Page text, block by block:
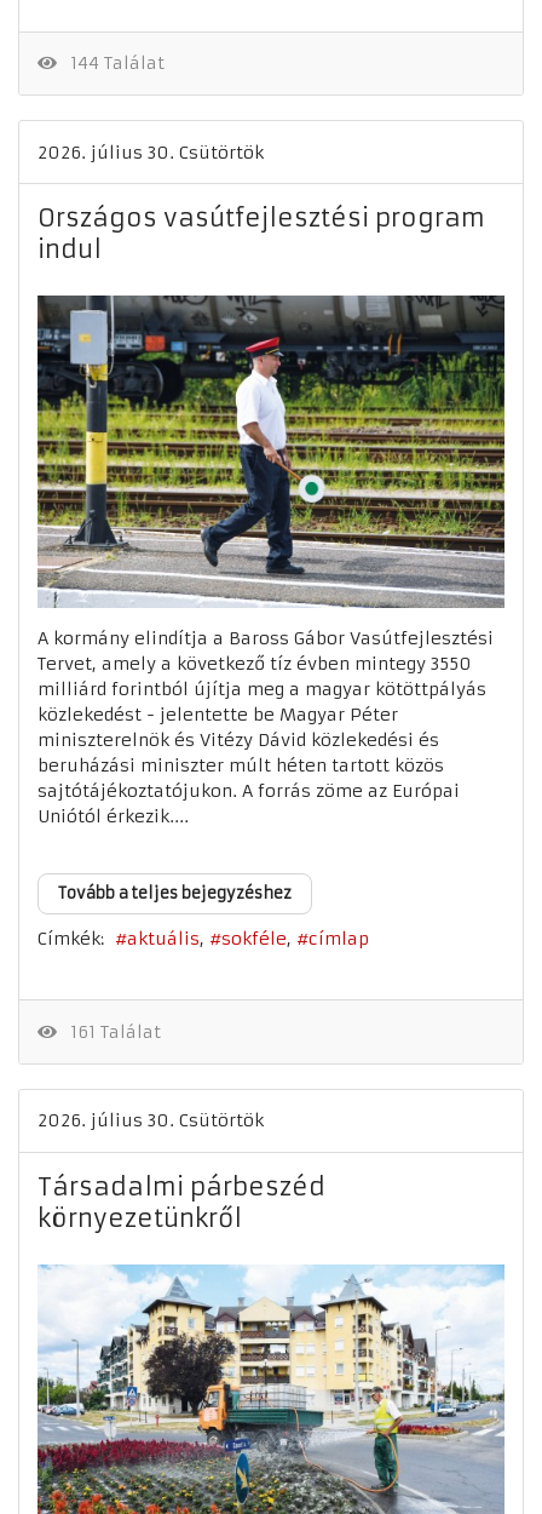
144 Találat
2026. július 30. Csütörtök
Országos vasútfejlesztési program
indul
A kormány elindítja a Baross Gábor Vasútfejlesztési
Tervet, amely a következő tíz évben mintegy 3550
milliárd forintból újítja meg a magyar kötöttpályás
közlekedést - jelentette be Magyar Péter
miniszterelnök és Vitézy Dávid közlekedési és
beruházási miniszter múlt héten tartott közös
sajtótájékoztatójukon. A forrás zöme az Európai
Uniótól érkezik....
Tovább a teljes bejegyzéshez
Címkék: aktuális sokféle címlap
161 Találat
2026. július 30. Csütörtök
Társadalmi párbeszéd
környezetünkről